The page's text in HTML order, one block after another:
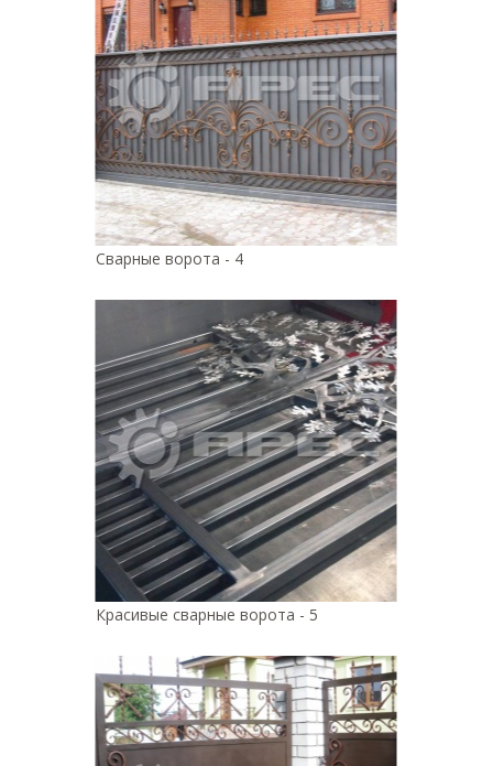
Сварные ворота - 4
Красивые сварные ворота - 5